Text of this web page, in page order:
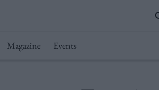
Magazine Events